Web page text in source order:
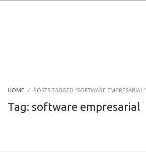
HOME POSTS TAGGED "SOFTWARE EMPRESARIAL"
Tag: software empresarial